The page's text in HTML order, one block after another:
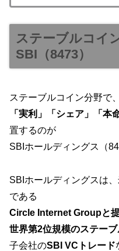
ステーブルコイ
SBI（8473）
ステーブルコイン分野で、
「実利」「シェア」「本
置するのが
SBIホールディングス（
SBIホールディングスは
である
Circle Internet Groupと提
世界第2位規模のステー
子会社のSBI VCトレード